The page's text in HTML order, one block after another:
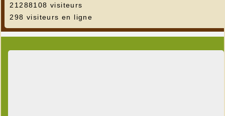
21288108 visiteurs
298 visiteurs en ligne